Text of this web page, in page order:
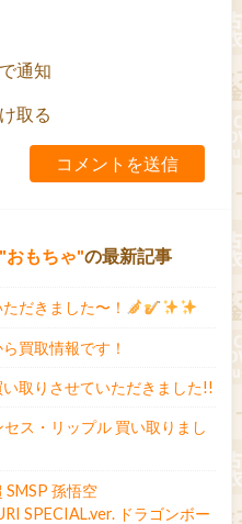
通知
取る
おもちゃ の最新記事
だきました〜！
買取情報です！
取りさせていただきました!!
ス・リップル 買い取りまし
SMSP 孫悟空
SPECIAL.ver. ドラゴンボー